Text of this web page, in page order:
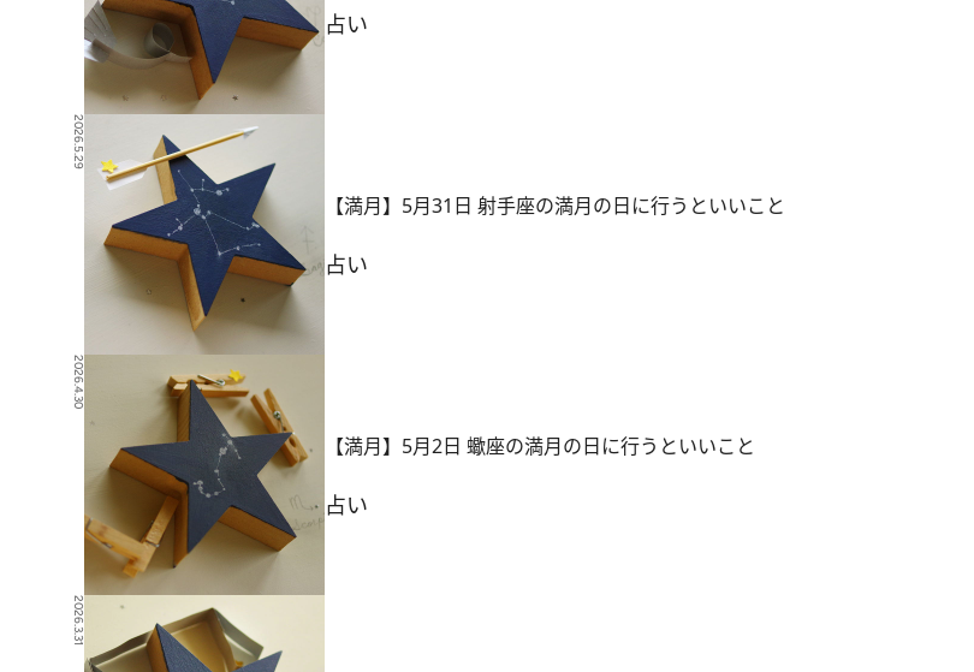
占い
2026.5.29
【満月】5月31日 射手座の満月の日に行うといいこと
占い
2026.4.30
【満月】5月2日 蠍座の満月の日に行うといいこと
占い
2026.3.31